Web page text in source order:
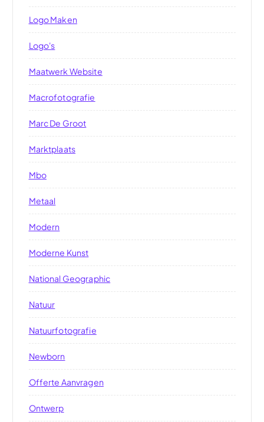
Logo Maken
Logo's
Maatwerk Website
Macrofotografie
Marc De Groot
Marktplaats
Mbo
Metaal
Modern
Moderne Kunst
National Geographic
Natuur
Natuurfotografie
Newborn
Offerte Aanvragen
Ontwerp